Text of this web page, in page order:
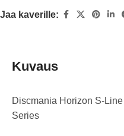
Jaa kaverille:
Kuvaus
Discmania Horizon S-
Series